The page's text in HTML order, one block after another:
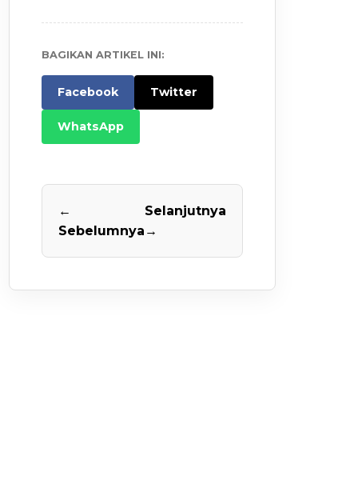
BAGIKAN ARTIKEL INI:
Facebook Twitter
WhatsApp
←
Sebelumnya
Selanjutnya
→